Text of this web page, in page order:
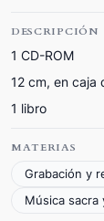
DESCRIPCIÓN
1 CD-ROM
12 cm, en caja
1 libro
MATERIAS
Grabación y
Música sacra